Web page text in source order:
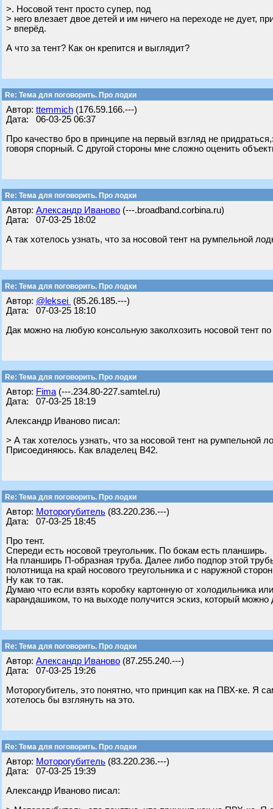
>. Носовой тент просто супер, под
> него влезает двое детей и им ничего на переходе не дует,
> вперёд.
А что за тент? Как он крепится и выглядит?
Re: Тема для поговорить. Про лодки
Автор: ttemmich (176.59.166.---)
Дата: 06-03-25 06:37
Про качество бро в принципе на первый взгляд не
говоря спорный. С другой стороны мне сложно оценить
Re: Тема для поговорить. Про лодки
Автор: Александр Иваново (---.broadband.corbina.ru)
Дата: 07-03-25 18:02
А так хотелось узнать, что за носовой тент на румпельной
Re: Тема для поговорить. Про лодки
Автор: @leksei (85.26.185.---)
Дата: 07-03-25 18:10
Дак можно на любую консольную заколхозить носовой тент
Re: Тема для поговорить. Про лодки
Автор: Fima (---.234.80-227.samtel.ru)
Дата: 07-03-25 18:19
Александр Иваново писал:
> А так хотелось узнать, что за носовой тент на румпельной
Присоединяюсь. Как владелец В42.
Re: Тема для поговорить. Про лодки
Автор: Моторогубитель (83.220.236.---)
Дата: 07-03-25 18:45
Про тент.
Спереди есть носовой треугольник. По бокам есть планширь.
На планширь П-образная труба. Далее либо подпор этой
полотнища на край носового треугольника и с наружной
Ну как то так.
Думаю что если взять коробку картонную от холодильника
карандашиком, то на выходе получится эскиз, который
Re: Тема для поговорить. Про лодки
Автор: Александр Иваново (87.255.240.---)
Дата: 07-03-25 19:26
Моторогубитель, это понятно, что принцип как на ПВХ-ке. Я
хотелось бы взглянуть на это.
Re: Тема для поговорить. Про лодки
Автор: Моторогубитель (83.220.236.---)
Дата: 07-03-25 19:39
Александр Иваново писал: